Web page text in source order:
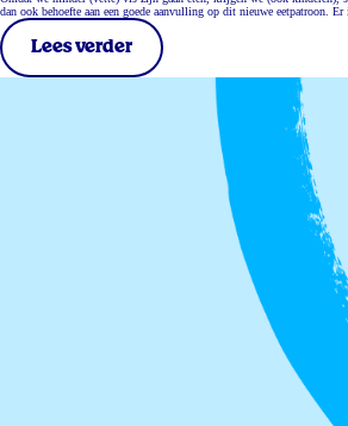
dan ook behoefte aan een goede aanvulling op dit nieuwe eetpatroon. Er
Lees verder